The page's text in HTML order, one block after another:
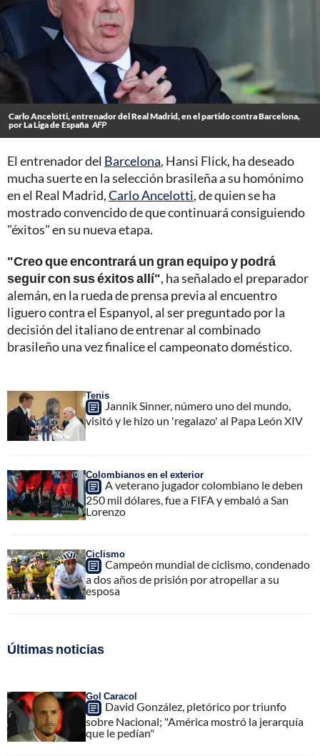
Carlo Ancelotti, entrenador del Real Madrid, en el partido contra Barcelona,
por La Liga de España AFP
El entrenador del Barcelona, Hansi Flick, ha deseado
mucha suerte en la selección brasileña a su homónimo
en el Real Madrid,Carlo Ancelotti, de quien se ha
mostrado convencido de que continuará consiguiendo
"éxitos" en su nueva etapa.
"Creo que encontrará un gran equipo y podrá
seguir con sus éxitos allí", ha señalado el preparador
alemán, en la rueda de prensa previa al encuentro
liguero contra el Espanyol, al ser preguntado por la
decisión del italiano de entrenar al combinado
brasileño una vez finalice el campeonato doméstico.
Tenis
Jannik Sinner, número uno del mundo,
visitó y le hizo un 'regalazo' al Papa León XIV
Colombianos en el exterior
A veterano jugador colombiano le deben
250 mil dólares, fue a FIFA y embaló a San
Lorenzo
Ciclismo
Campeón mundial de ciclismo, condenado
a dos años de prisión por atropellar a su
esposa
Últimas noticias
Gol Caracol
David González, pletórico por triunfo
sobre Nacional; "América mostró la jerarquía
que le pedían"